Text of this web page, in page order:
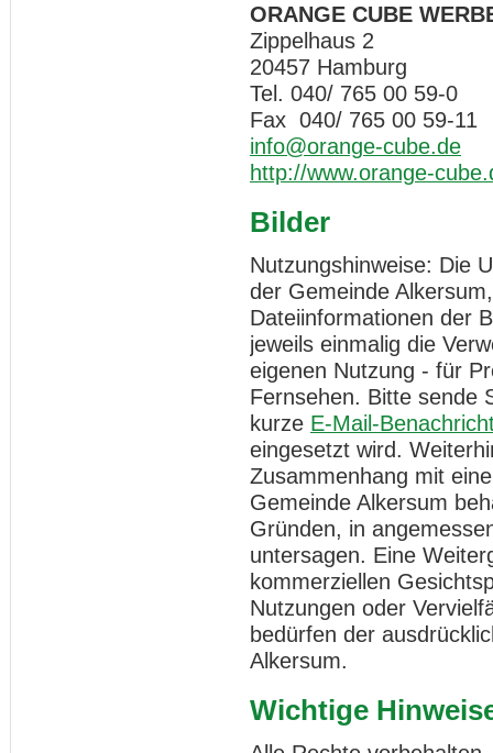
ORANGE CUBE
Zippelhaus 2
20457 Hamburg
Tel. 040/ 765 00 59-0
Fax 040/ 765 00 59-11
info@orange-cube.de
http://www.orange-
Bilder
Nutzungshinweise: Die
der Gemeinde
Dateiinformationen der
jeweils einmalig die
eigenen Nutzung - für
Fernsehen. Bitte sende
kurze E-Mail-
eingesetzt wird.
Zusammenhang mit
Gemeinde Alkersum
Gründen, in
untersagen. Eine
kommerziellen
Nutzungen oder
bedürfen der
Alkersum.
Wichtige